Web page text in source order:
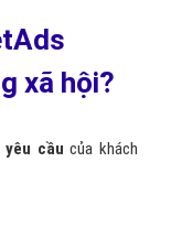
xã hội?
cầu của khách